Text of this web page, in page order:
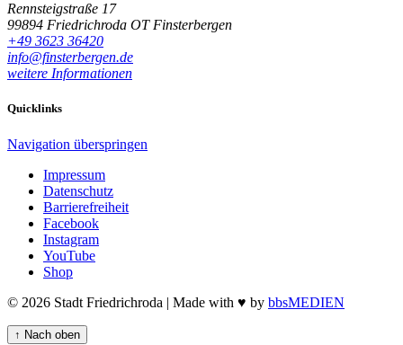
Rennsteigstraße 17
99894 Friedrichroda OT Finsterbergen
+49 3623 36420
info@finsterbergen.de
weitere Informationen
Quicklinks
Navigation überspringen
Impressum
Datenschutz
Barrierefreiheit
Facebook
Instagram
YouTube
Shop
© 2026 Stadt Friedrichroda | Made with ♥ by bbsMEDIEN
↑ Nach oben